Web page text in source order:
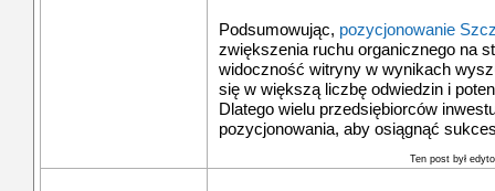
Podsumowując, pozycjonowanie
zwiększenia ruchu organicznego na
widoczność witryny w wynikach
się w większą liczbę odwiedzin i
Dlatego wielu przedsiębiorców
pozycjonowania, aby osiągnąć
Ten post był